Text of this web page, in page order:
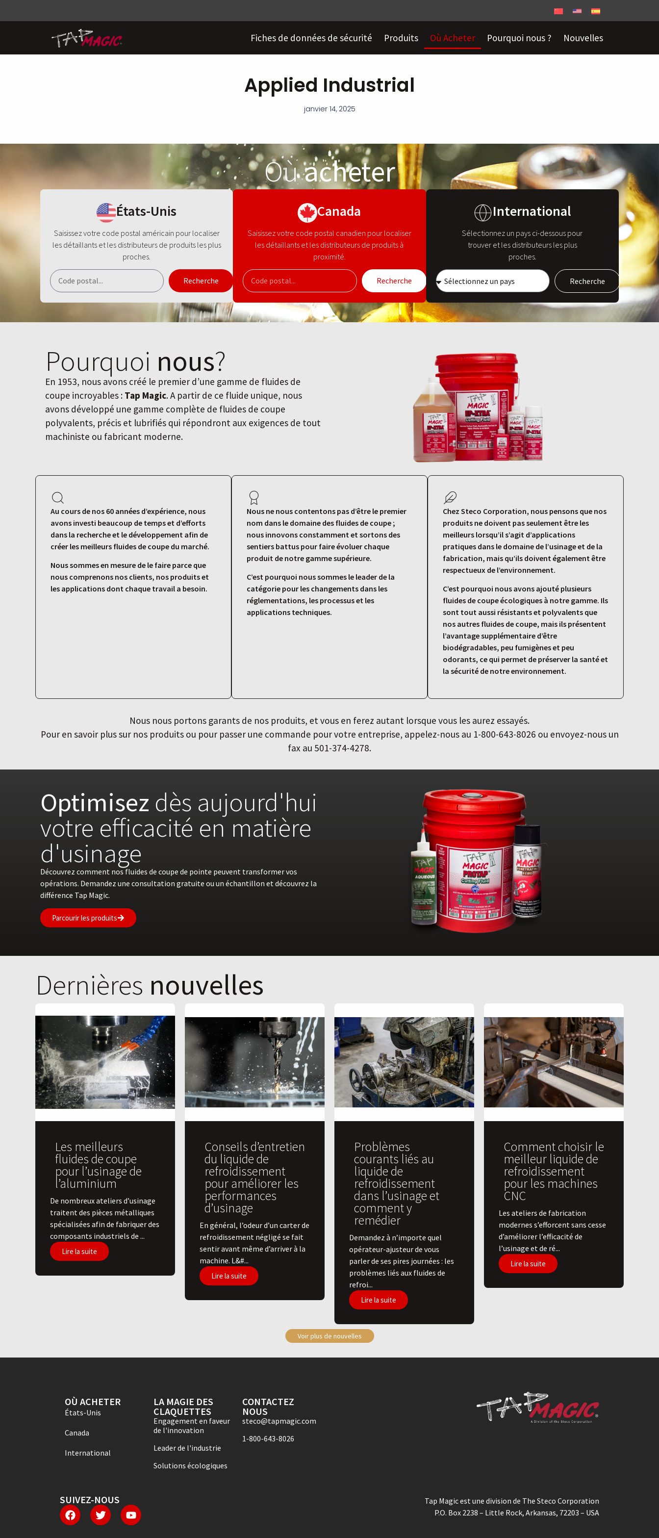
Fiches de données de sécurité Produits Où Acheter Pourquoi nous ? Nouvelles
Applied Industrial
janvier 14, 2025
Oùacheter
États-Unis
Saisissez votre code postal américain pour localiser
les détaillants et les distributeurs de produits les plus
proches.
Recherche
Canada
Saisissez votre code postal canadien pour localiser
les détaillants et les distributeurs de produits à
proximité.
Recherche
International
Sélectionnez un pays ci-dessous pour
trouver et les distributeurs les plus
proches.
Recherche
Pourquoi nous?
En 1953, nous avons créé le premier d’une gamme de fluides de
coupe incroyables : Tap Magic. A partir de ce fluide unique, nous
avons développé une gamme complète de fluides de coupe
polyvalents, précis et lubrifiés qui répondront aux exigences de tout
machiniste ou fabricant moderne.
Au cours de nos 60 années d’expérience, nous
avons investi beaucoup de temps et d’efforts
dans la recherche et le développement afin de
créer les meilleurs fluides de coupe du marché.
Nous sommes en mesure de le faire parce que
nous comprenons nos clients, nos produits et
les applications dont chaque travail a besoin.
Nous ne nous contentons pas d’être le premier
nom dans le domaine des fluides de coupe ;
nous innovons constamment et sortons des
sentiers battus pour faire évoluer chaque
produit de notre gamme supérieure.
C’est pourquoi nous sommes le leader de la
catégorie pour les changements dans les
réglementations, les processus et les
applications techniques.
Chez Steco Corporation, nous pensons que nos
produits ne doivent pas seulement être les
meilleurs lorsqu’il s’agit d’applications
pratiques dans le domaine de l’usinage et de la
fabrication, mais qu’ils doivent également être
respectueux de l’environnement.
C’est pourquoi nous avons ajouté plusieurs
fluides de coupe écologiques à notre gamme. Ils
sont tout aussi résistants et polyvalents que
nos autres fluides de coupe, mais ils présentent
l’avantage supplémentaire d’être
biodégradables, peu fumigènes et peu
odorants, ce qui permet de préserver la santé et
la sécurité de notre environnement.
Nous nous portons garants de nos produits, et vous en ferez autant lorsque vous les aurez essayés.
Pour en savoir plus sur nos produits ou pour passer une commande pour votre entreprise, appelez-nous au 1-800-643-8026 ou envoyez-nous un
fax au 501-374-4278.
Optimisez dès aujourd'hui
votre efficacité en matière
d'usinage
Découvrez comment nos fluides de coupe de pointe peuvent transformer vos
opérations. Demandez une consultation gratuite ou un échantillon et découvrez la
différence Tap Magic.
Parcourir les produits
Dernières nouvelles
Les meilleurs
fluides de coupe
pour l’usinage de
l’aluminium
De nombreux ateliers d’usinage
traitent des pièces métalliques
spécialisées afin de fabriquer des
composants industriels de ...
Lire la suite
Conseils d’entretien
du liquide de
refroidissement
pour améliorer les
performances
d’usinage
En général, l’odeur d’un carter de
refroidissement négligé se fait
sentir avant même d’arriver à la
machine. L&#...
Lire la suite
Problèmes
courants liés au
liquide de
refroidissement
dans l’usinage et
comment y
remédier
Demandez à n’importe quel
opérateur-ajusteur de vous
parler de ses pires journées : les
problèmes liés aux fluides de
refroi...
Lire la suite
Comment choisir le
meilleur liquide de
refroidissement
pour les machines
CNC
Les ateliers de fabrication
modernes s’efforcent sans cesse
d’améliorer l’efficacité de
l’usinage et de ré...
Lire la suite
Voir plus de nouvelles
OÙ ACHETER
États-Unis
Canada
International
LA MAGIE DES
CLAQUETTES
Engagement en faveur
de l'innovation
Leader de l'industrie
Solutions écologiques
CONTACTEZ
NOUS
steco@tapmagic.com
1-800-643-8026
SUIVEZ-NOUS
Tap Magic est une division de The Steco Corporation
P.O. Box 2238 – Little Rock, Arkansas, 72203 – USA